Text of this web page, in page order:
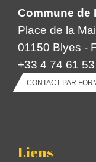
Commune de
Place de la
01150 Blyes -
+33 4 74 61
CONTACT PAR
Liens